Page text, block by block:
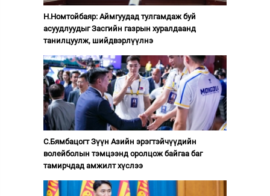
Н.Номтойбаяр: Аймгуудад тулгамдаж буй
асуудлуудыг Засгийн газрын хуралдаанд
танилцуулж, шийдвэрлүүлнэ
С.Бямбацогт Зүүн Азийн эрэгтэйчүүдийн
волейболын тэмцээнд оролцож байгаа баг
тамирчдад амжилт хүслээ